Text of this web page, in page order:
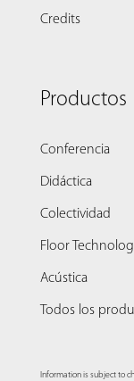
Credits
Productos
Conferencia
Didáctica
Colectividad
Floor
Acústica
Todos los
Information is subject to